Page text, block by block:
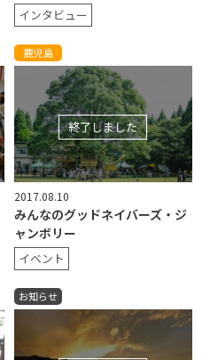
インタビュー
鹿児島
終了しました
2017.08.10
みんなのグッドネイバーズ・ジ
ャンボリー
イベント
お知らせ